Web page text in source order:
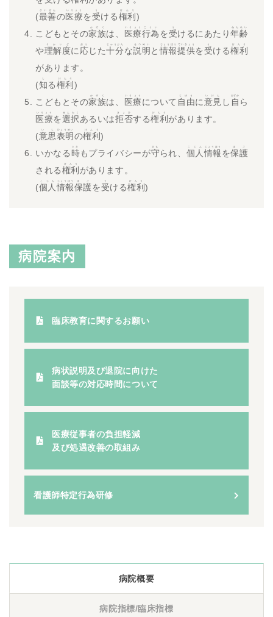
(最善
さいぜん
の医療
いりょう
を受
う
ける権利
けんり
)
こどもとその家族
かぞく
は、 医療
いりょう
行為
こうい
を受
う
けるにあたり年齢
ねんれい
や理解度
りかいど
に 応
おう
じた十分
じゅうぶん
な説明
せつめい
と情報
じょうほう
提供
ていきょう
を受
う
ける権利
けんり
があります。
(知
し
る権利
けんり
)
こどもとその家族
かぞく
は、 医療
いりょう
について 自由
じゆう
に意見
いけん
し 自
みずか
ら
医療
いりょう
を選択
せんたく
あるいは拒否
きょひ
する権利
けんり
があります。
(意思
いし
表明
ひょうめい
の権利
けんり
)
いかなる 時
とき
もプライバシーが守
まも
られ、 個人
こじん
情報
じょうほう
を保護
ほご
される権利
けんり
があります。
(個人
こじん
情報
じょうほう
保護
ほご
を受
う
ける権利
けんり
)
病院案内
臨床教育に関するお願い
病状説明及び退院に向けた
面談等の対応時間について
医療従事者の負担軽減
及び処遇改善の取組み
看護師特定行為研修
病院概要
病院指標/臨床指標